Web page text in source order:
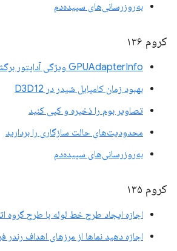
به‌روزرسانی‌های سپیده‌دم
کروم ۱۳۶
GPUAdapterInfo ویژگی آداپتور برگشتی است
بهبود زمان کامپایل شیدر در D3D12
تصاویر بوم را ذخیره و کپی کنید
محدودیت‌های حالت سازگاری را بردارید
به‌روزرسانی‌های سپیده‌دم
کروم ۱۳۵
اجازه ایجاد طرح خط لوله با طرح گروه
اجازه دهید نماها از مرزهای اهداف رندر